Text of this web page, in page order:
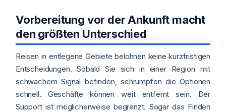
Vorbereitung vor der Ankunft macht
den größten Unterschied
Reisen in entlegene Gebiete belohnen keine kurzfristigen
Entscheidungen. Sobald Sie sich in einer Region mit
schwachem Signal befinden, schrumpfen die Optionen
schnell. Geschäfte können weit entfernt sein. Der
Support ist möglicherweise begrenzt. Sogar das Finden